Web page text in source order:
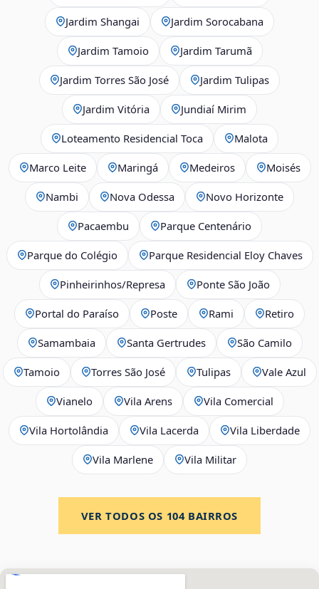
Jardim Shangai Jardim Sorocabana
Jardim Tamoio Jardim Tarumã
Jardim Torres São José Jardim Tulipas
Jardim Vitória Jundiaí Mirim
Loteamento Residencial Toca Malota
Marco Leite Maringá Medeiros Moisés
Nambi Nova Odessa Novo Horizonte
Pacaembu Parque Centenário
Parque do Colégio Parque Residencial Eloy Chaves
Pinheirinhos/Represa Ponte São João
Portal do Paraíso Poste Rami Retiro
Samambaia Santa Gertrudes São Camilo
Tamoio Torres São José Tulipas Vale Azul
Vianelo Vila Arens Vila Comercial
Vila Hortolândia Vila Lacerda Vila Liberdade
Vila Marlene Vila Militar
VER TODOS OS 104BAIRROS